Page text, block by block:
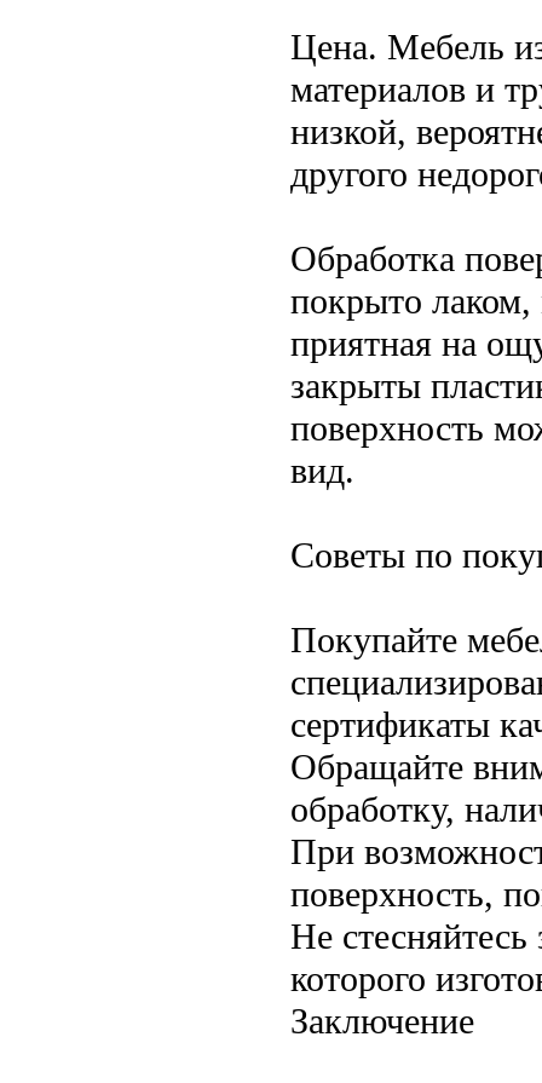
Цена. Мебель
материалов и
низкой,
другого
Обработка
покрыто лаком,
приятная на
закрыты
поверхность
вид.
Советы по
Покупайте
сертификаты
Обращайте
обработку,
При
поверхность,
Не стесняйтесь
которого
Заключение